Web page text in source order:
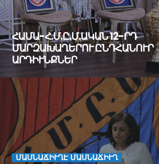
ՀԱՄԱ-Հ.Մ.Ը.Մ.ԱԿԱՆ 12-ՐԴ
ՄԱՐԶԱԽԱՂԵՐՈՒ ԸՆԴՀԱՆՈՒՐ
ԱՐԴԻՒՆՔՆԵՐ
ՄԱՍՆԱՃԻՒՂԷ ՄԱՍՆԱՃԻՒՂ